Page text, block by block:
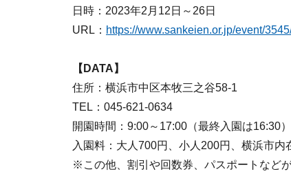
日時：2023年2月12日～26日
URL： https://www.sankeien.or.jp/event/
【DATA】
住所：横浜市中区本牧三之谷58-1
TEL：045-621-0634
開園時間：9:00～17:00（最終入園は16:30）
入園料：大人700円、小人200円、横浜市内
※この他、割引や回数券、パスポートなど